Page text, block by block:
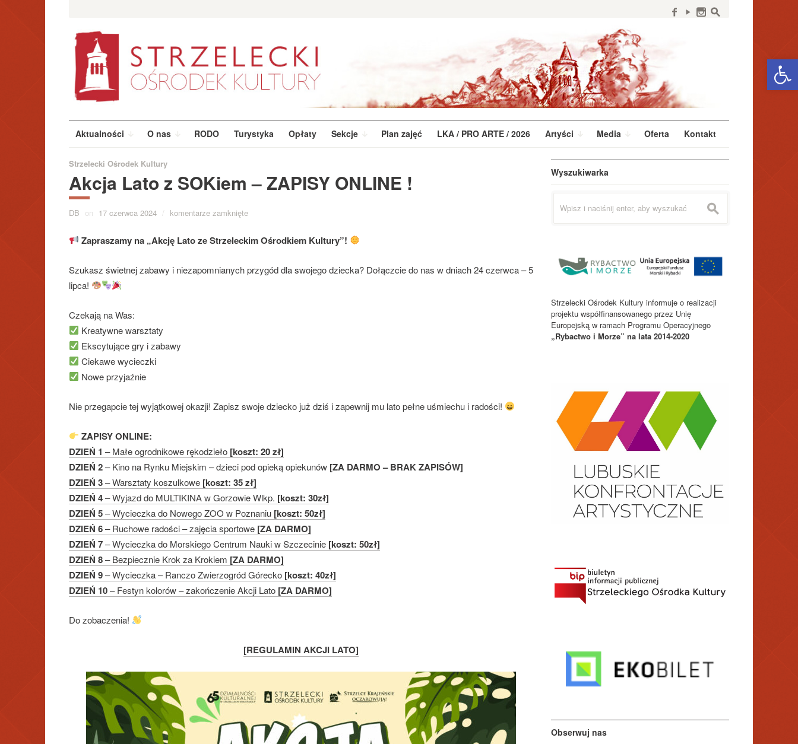
f y n s
Aktualności O nas RODO Turystyka Opłaty Sekcje Plan zajęć LKA / PRO ARTE / 2026 Artyści Media Oferta Kontakt
Strzelecki Ośrodek Kultury
Akcja Lato z SOKiem – ZAPISY ONLINE !
DB on 17 czerwca 2024 / komentarze zamknięte
Zapraszamy na „Akcję Lato ze Strzeleckim Ośrodkiem Kultury”!
Szukasz świetnej zabawy i niezapomnianych przygód dla swojego dziecka? Dołączcie do nas w dniach 24 czerwca – 5
lipca!
Czekają na Was:
Kreatywne warsztaty
Ekscytujące gry i zabawy
Ciekawe wycieczki
Nowe przyjaźnie
Nie przegapcie tej wyjątkowej okazji! Zapisz swoje dziecko już dziś i zapewnij mu lato pełne uśmiechu i radości!
ZAPISY ONLINE:
DZIEŃ 1 – Małe ogrodnikowe rękodzieło [koszt: 20 zł]
DZIEŃ 2– Kino na Rynku Miejskim – dzieci pod opieką opiekunów [ZA DARMO – BRAK ZAPISÓW]
DZIEŃ 3– Warsztaty koszulkowe [koszt: 35 zł]
DZIEŃ 4– Wyjazd do MULTIKINA w Gorzowie Wlkp. [koszt: 30zł]
DZIEŃ 5– Wycieczka do Nowego ZOO w Poznaniu [koszt: 50zł]
DZIEŃ 6– Ruchowe radości – zajęcia sportowe [ZA DARMO]
DZIEŃ 7– Wycieczka do Morskiego Centrum Nauki w Szczecinie [koszt: 50zł]
DZIEŃ 8– Bezpiecznie Krok za Krokiem [ZA DARMO]
DZIEŃ 9– Wycieczka – Ranczo Zwierzogród Górecko [koszt: 40zł]
DZIEŃ 10– Festyn kolorów – zakończenie Akcji Lato [ZA DARMO]
Do zobaczenia!
[REGULAMIN AKCJI LATO]
Wyszukiwarka
s
Strzelecki Ośrodek Kultury informuje o realizacji
projektu współfinansowanego przez Unię
Europejską w ramach Programu Operacyjnego
„Rybactwo i Morze” na lata 2014-2020
Obserwuj nas